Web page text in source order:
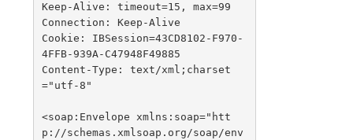
Keep-Alive: timeout=15, max=99
Connection: Keep-Alive
Cookie: IBSession=43CD8102-F970-
4FFB-939A-C47948F49885
Content-Type: text/xml;charset
="utf-8"
<soap:Envelope xmlns:soap="htt
p://schemas.xmlsoap.org/soap/env